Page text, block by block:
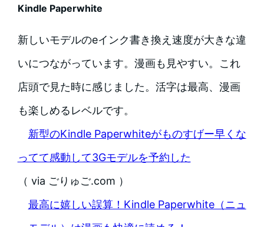
Kindle Paperwhite
新しいモデルのeインク書き換え速度が大きな違
いにつながっています。漫画も見やすい。これ
店頭で見た時に感じました。活字は最高、漫画
も楽しめるレベルです。
新型のKindle Paperwhiteがものすげー早くな
ってて感動して3Gモデルを予約した
（ via ごりゅご.com ）
最高に嬉しい誤算！Kindle Paperwhite（ニュ